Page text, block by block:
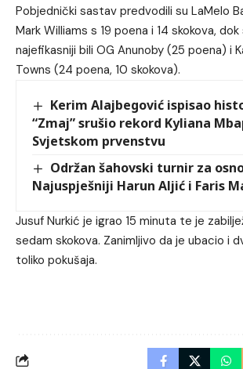
Pobjednički sastav predvodili su LaMelo
Mark Williams s 19 poena i 14 skokova,
najefikasniji bili OG Anunoby (25 poena) i
Towns (24 poena, 10 skokova).
Kerim Alajbegović ispisao
“Zmaj” srušio rekord Kyliana
Svjetskom prvenstvu
Održan šahovski turnir za
Najuspješniji Harun Aljić i Faris
Jusuf Nurkić je igrao 15 minuta te je
sedam skokova. Zanimljivo da je ubacio i
toliko pokušaja.